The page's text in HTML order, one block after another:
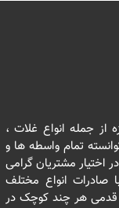
از جمله انواع غلات ،
تمام واسطه ها و
اختیار مشتریان گرامی
صادرات انواع مختلف
قدمی هر چند کوچک در